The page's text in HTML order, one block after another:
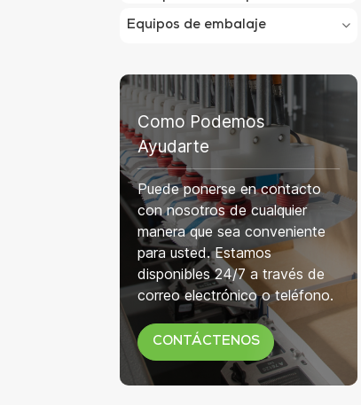
Equipos de embalaje
Como Podemos
Ayudarte
Puede ponerse en contacto
con nosotros de cualquier
manera que sea conveniente
para usted. Estamos
disponibles 24/7 a través de
correo electrónico o teléfono.
CONTÁCTENOS